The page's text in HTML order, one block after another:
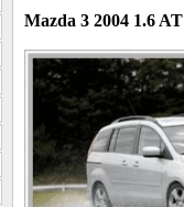
Mazda 3 2004 1.6 AT